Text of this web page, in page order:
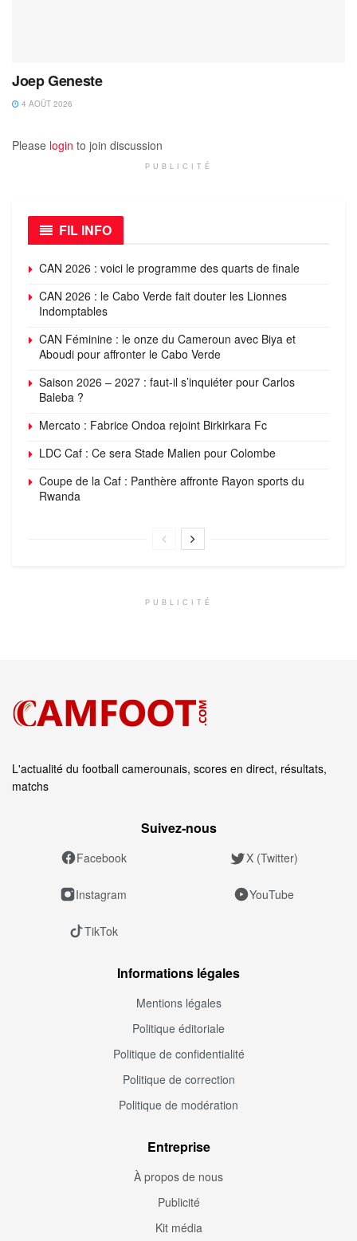
Joep Geneste
4 AOÛT 2026
Please login to join discussion
PUBLICITÉ
FIL INFO
CAN 2026 : voici le programme des quarts de finale
CAN 2026 : le Cabo Verde fait douter les Lionnes
Indomptables
CAN Féminine : le onze du Cameroun avec Biya et
Aboudi pour affronter le Cabo Verde
Saison 2026 – 2027 : faut-il s’inquiéter pour Carlos
Baleba ?
Mercato : Fabrice Ondoa rejoint Birkirkara Fc
LDC Caf : Ce sera Stade Malien pour Colombe
Coupe de la Caf : Panthère affronte Rayon sports du
Rwanda
PUBLICITÉ
L'actualité du football camerounais, scores en direct, résultats,
matchs
Suivez‑nous
Facebook X (Twitter)
Instagram YouTube
TikTok
Informations légales
Mentions légales
Politique éditoriale
Politique de confidentialité
Politique de correction
Politique de modération
Entreprise
À propos de nous
Publicité
Kit média